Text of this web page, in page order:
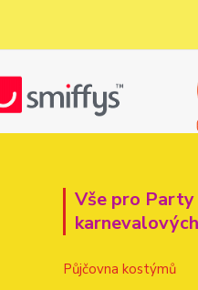
Vše pro Party
Půjčovna kostýmů